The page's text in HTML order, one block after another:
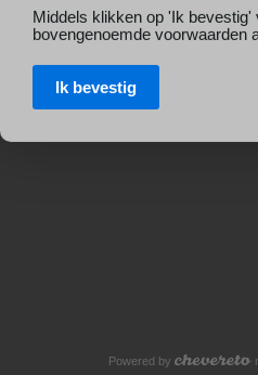
Middels klikken op 'Ik bevestig'
bovengenoemde voorwaarden
Ik bevestig
Powered by